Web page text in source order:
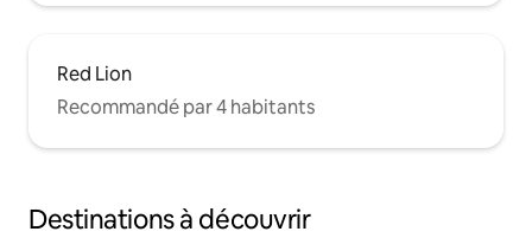
Red Lion
Recommandé par 4 habitants
Destinations à découvrir